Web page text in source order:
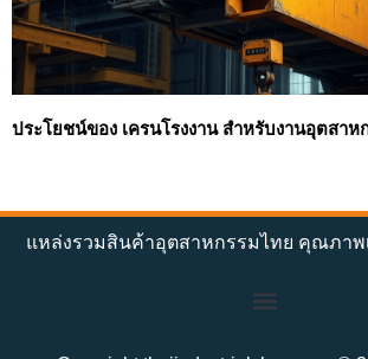
ประโยชน์ของ เครนโรงงาน สำหรับงานอุตสาห
แหล่งรวมสินค้าอุตสาหกรรมไทย คุณภาพ